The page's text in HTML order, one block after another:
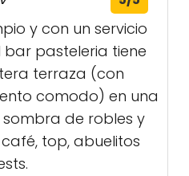
y con un servicio
bar pasteleria tiene
terraza (con
comodo) en una
de robles y
café, top, abuelitos